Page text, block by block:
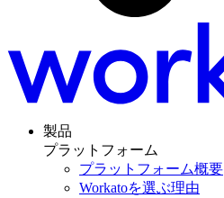
製品
プラットフォーム
プラットフォーム概要
Workatoを選ぶ理由